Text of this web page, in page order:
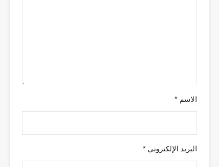
الاسم *
البريد الإلكتروني *